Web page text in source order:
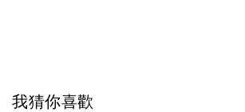
我猜你喜歡